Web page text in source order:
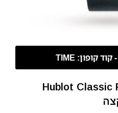
Hublot Classic